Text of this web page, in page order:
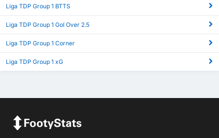
Liga TDP Group 1 BTTS
Liga TDP Group 1 Gol Over 2.5
Liga TDP Group 1 Corner
Liga TDP Group 1 xG